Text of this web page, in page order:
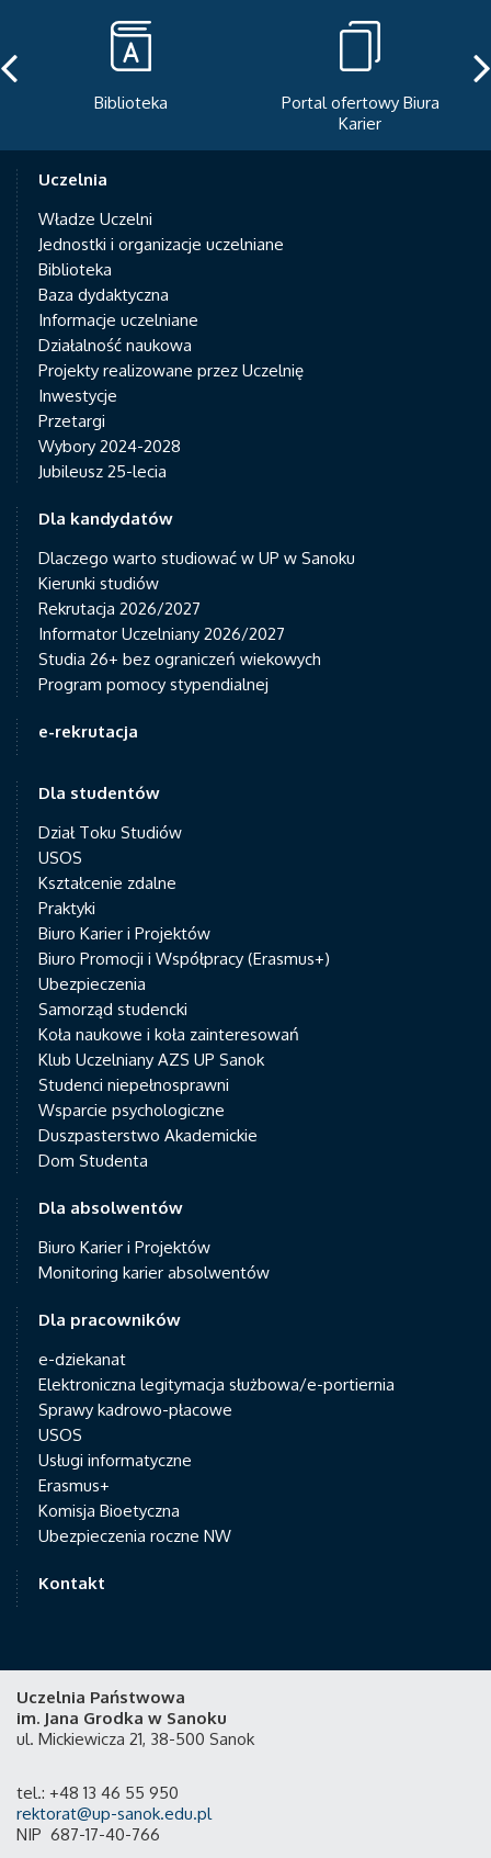
Portal ofertowy Biura
Newsletter
Uczelnia
Władze Uczelni
Jednostki i organizacje uczelniane
Biblioteka
Baza dydaktyczna
Informacje uczelniane
Działalność naukowa
Projekty realizowane przez Uczelnię
Inwestycje
Przetargi
Wybory 2024-2028
Jubileusz 25-lecia
Dla kandydatów
Dlaczego warto studiować w UP w Sanoku
Kierunki studiów
Rekrutacja 2026/2027
Informator Uczelniany 2026/2027
Studia 26+ bez ograniczeń wiekowych
Program pomocy stypendialnej
e-rekrutacja
Dla studentów
Dział Toku Studiów
USOS
Kształcenie zdalne
Praktyki
Biuro Karier i Projektów
Biuro Promocji i Współpracy (Erasmus+)
Ubezpieczenia
Samorząd studencki
Koła naukowe i koła zainteresowań
Klub Uczelniany AZS UP Sanok
Studenci niepełnosprawni
Wsparcie psychologiczne
Duszpasterstwo Akademickie
Dom Studenta
Dla absolwentów
Biuro Karier i Projektów
Monitoring karier absolwentów
Dla pracowników
e-dziekanat
Elektroniczna legitymacja służbowa/e-portiernia
Sprawy kadrowo-płacowe
USOS
Usługi informatyczne
Erasmus+
Komisja Bioetyczna
Ubezpieczenia roczne NW
Kontakt
Uczelnia Państwowa
im. Jana Grodka w Sanoku
ul. Mickiewicza 21, 38-500 Sanok
tel.: +48 13 46 55 950
rektorat@up-sanok.edu.pl
NIP 687-17-40-766